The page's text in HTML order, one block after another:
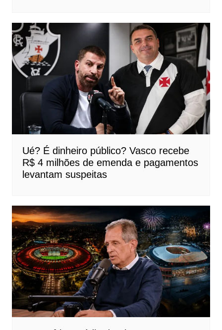
Ué? É dinheiro público? Vasco recebe
R$ 4 milhões de emenda e pagamentos
levantam suspeitas